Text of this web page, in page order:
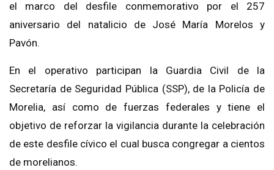
el marco del desfile conmemorativo por el 257
aniversario del natalicio de José María Morelos y
Pavón.
En el operativo participan la Guardia Civil de la
Secretaría de Seguridad Pública (SSP), de la Policía de
Morelia, así como de fuerzas federales y tiene el
objetivo de reforzar la vigilancia durante la celebración
de este desfile cívico el cual busca congregar a cientos
de morelianos.